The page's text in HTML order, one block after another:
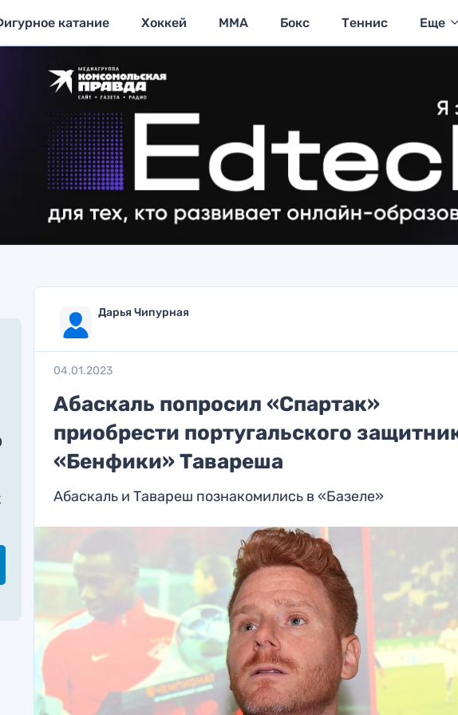
катание Хоккей MMA Бокс Теннис Еще
Дарья Чипурная
04.01.2023
Абаскаль попросил «Спартак»
приобрести португальского
«Бенфики» Тавареша
Абаскаль и Тавареш познакомились в «Базеле»